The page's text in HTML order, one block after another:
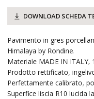
DOWNLOAD SCHEDA
Pavimento in gres
Himalaya by Rondine.
Materiale MADE IN ITALY,
Prodotto rettificato,
Perfettamente calibrato,
Superfice liscia R10 lucida